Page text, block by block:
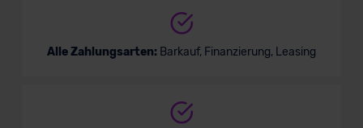
Alle Zahlungsarten: Barkauf, Finanzierung, Leasing